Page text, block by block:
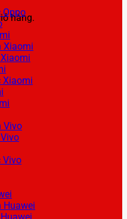
hàng.
Oppo
Xiaomi
Xiaomi
Vivo
Vivo
Huawei